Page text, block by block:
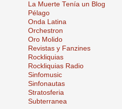
La Muerte Tenía un Blog
Pélago
Onda Latina
Orchestron
Oro Molido
Revistas y Fanzines
Rockliquias
Rockliquias Radio
Sinfomusic
Sinfonautas
Stratosferia
Subterranea